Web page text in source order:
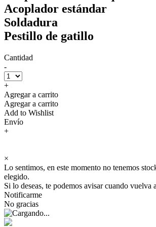
Acoplador estándar
Soldadura
Pestillo de gatillo
Cantidad
-
+
Agregar a carrito
Agregar a carrito
Add to Wishlist
Envío
+
×
Lo sentimos, en este momento no tenemos
elegido.
Si lo deseas, te podemos avisar cuando vuelva
Notificarme
No gracias